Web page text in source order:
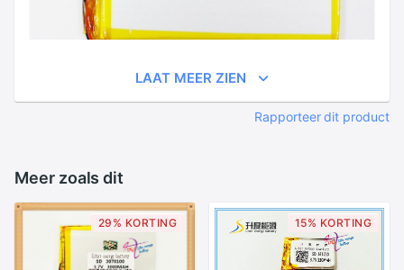
LAAT MEER ZIEN
Rapporteer dit product
Meer zoals dit
29% KORTING 15% KORTING